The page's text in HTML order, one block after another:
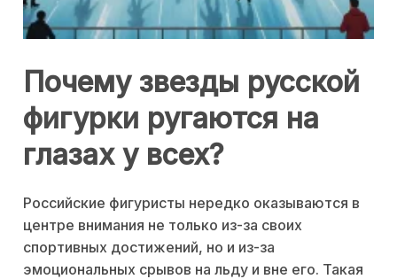
Почему звезды русской
фигурки ругаются на
глазах у всех?
Российские фигуристы нередко оказываются в
центре внимания не только из-за своих
спортивных достижений, но и из-за
эмоциональных срывов на льду и вне его. Такая